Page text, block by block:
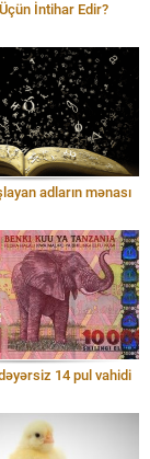
İntihar Edir?
adların mənası
14 pul vahidi